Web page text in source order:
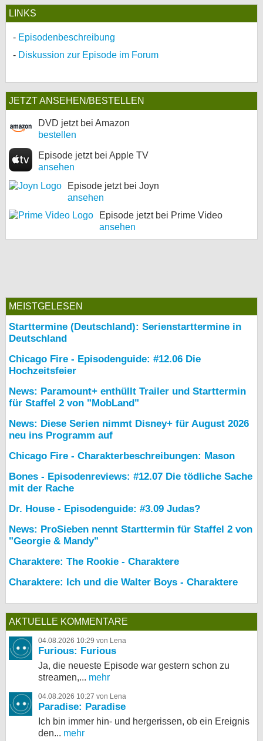
LINKS
Episodenbeschreibung
Diskussion zur Episode im Forum
JETZT ANSEHEN/BESTELLEN
DVD jetzt bei Amazon
bestellen
Episode jetzt bei Apple TV
ansehen
Episode jetzt bei Joyn
ansehen
Episode jetzt bei Prime Video
ansehen
MEISTGELESEN
Starttermine (Deutschland): Serienstarttermine in
Deutschland
Chicago Fire - Episodenguide: #12.06 Die
Hochzeitsfeier
News: Paramount+ enthüllt Trailer und Starttermin
für Staffel 2 von "MobLand"
News: Diese Serien nimmt Disney+ für August 2026
neu ins Programm auf
Chicago Fire - Charakterbeschreibungen: Mason
Bones - Episodenreviews: #12.07 Die tödliche Sache
mit der Rache
Dr. House - Episodenguide: #3.09 Judas?
News: ProSieben nennt Starttermin für Staffel 2 von
"Georgie & Mandy"
Charaktere: The Rookie - Charaktere
Charaktere: Ich und die Walter Boys - Charaktere
AKTUELLE KOMMENTARE
04.08.2026 10:29 von Lena
Furious: Furious
Ja, die neueste Episode war gestern schon zu
streamen,... mehr
04.08.2026 10:27 von Lena
Paradise: Paradise
Ich bin immer hin- und hergerissen, ob ein Ereignis
den... mehr